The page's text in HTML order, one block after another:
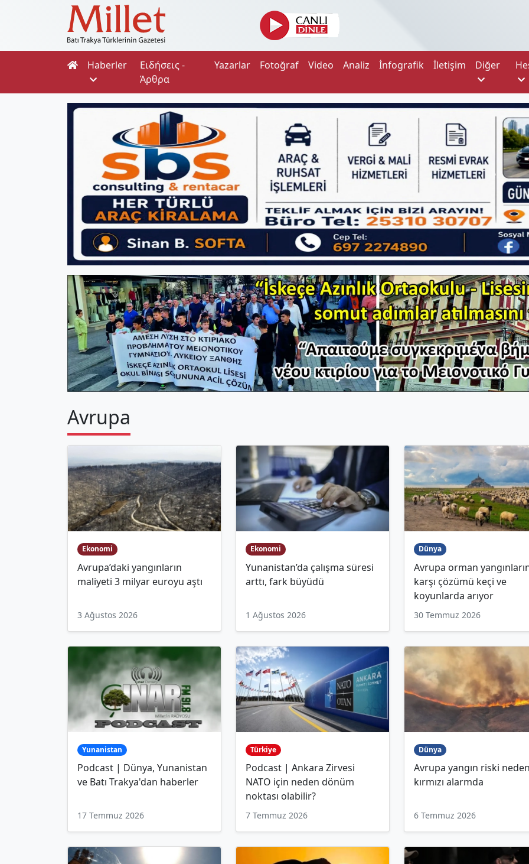
Haberler
Ειδήσεις -
Άρθρα
Yazarlar Fotoğraf Video Analiz İnfografik İletişim Diğer
Avrupa
Ekonomi
Avrupa’daki yangınların
maliyeti 3 milyar euroyu aştı
3 Ağustos 2026
Ekonomi
Yunanistan’da çalışma süresi
arttı, fark büyüdü
1 Ağustos 2026
Dünya
Avrupa orman
karşı çözümü keçi ve
koyunlarda arıyor
30 Temmuz 2026
Yunanistan
Podcast | Dünya, Yunanistan
ve Batı Trakya'dan haberler
17 Temmuz 2026
Türkiye
Podcast | Ankara Zirvesi
NATO için neden dönüm
noktası olabilir?
7 Temmuz 2026
Dünya
Avrupa yangın riski
kırmızı alarmda
6 Temmuz 2026